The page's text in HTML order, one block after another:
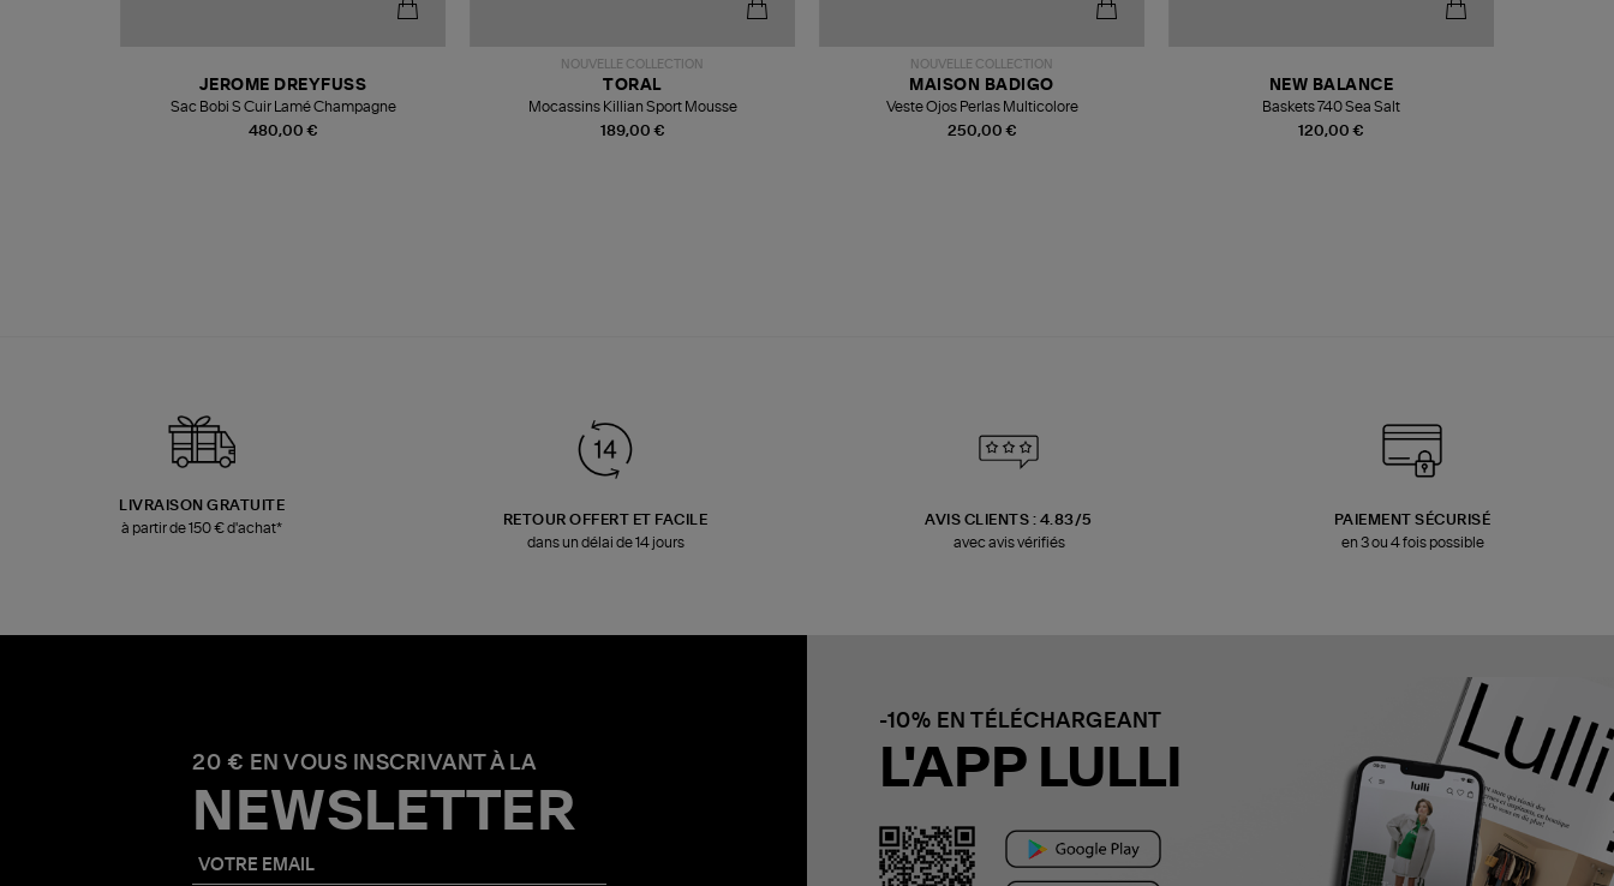
480,00 €
JEROME DREYFUSS
Sac Bobi S Cuir Lamé Champagne
NOUVELLE COLLECTION
189,00 €
TORAL
Mocassins Killian Sport Mousse
NOUVELLE COLLECTION
250,00 €
MAISON BADIGO
Veste Ojos Perlas Multicolore
120,00 €
NEW BALANCE
Baskets 740 Sea Salt
LIVRAISON GRATUITE
à partir de 150 € d'achat*
RETOUR OFFERT ET FACILE
dans un délai de 14 jours
AVIS CLIENTS : 4.83/5
avec avis vérifiés
PAIEMENT SÉCURISÉ
en 3 ou 4 fois possible
20 € EN VOUS INSCRIVANT À LA
NEWSLETTER
-10% EN TÉLÉCHARGEANT
L'APP LULLI